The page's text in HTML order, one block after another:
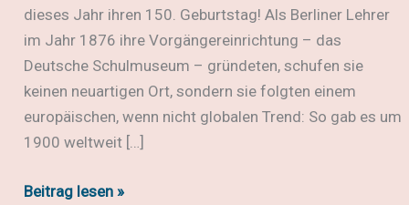
dieses Jahr ihren 150. Geburtstag! Als Berliner Lehrer
im Jahr 1876 ihre Vorgängereinrichtung – das
Deutsche Schulmuseum – gründeten, schufen sie
keinen neuartigen Ort, sondern sie folgten einem
europäischen, wenn nicht globalen Trend: So gab es um
1900 weltweit […]
#bbfSofa:
Beitrag lesen »